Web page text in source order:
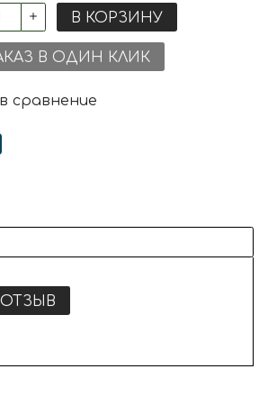
В КОРЗИНУ
В ОДИН КЛИК
сравнение